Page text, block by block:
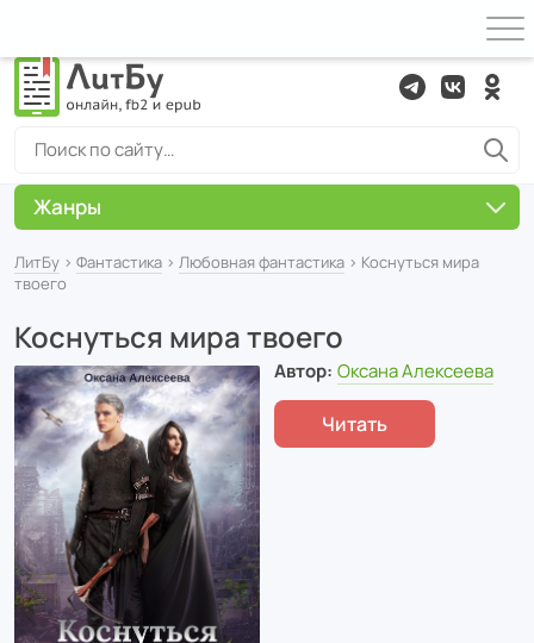
ЛитБу › Фантастика › Любовная фантастика › Коснуться мира
твоего
Коснуться мира твоего
Автор: Оксана Алексеева
Читать
Жанры